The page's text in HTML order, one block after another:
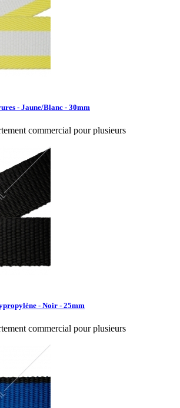
- Jaune/Blanc - 30mm
commercial pour plusieurs
- Noir - 25mm
commercial pour plusieurs